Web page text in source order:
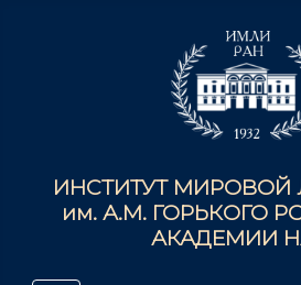
ИНСТИТУТ МИРОВОЙ
им. А.М. ГОРЬКОГО
АКАДЕМИИ